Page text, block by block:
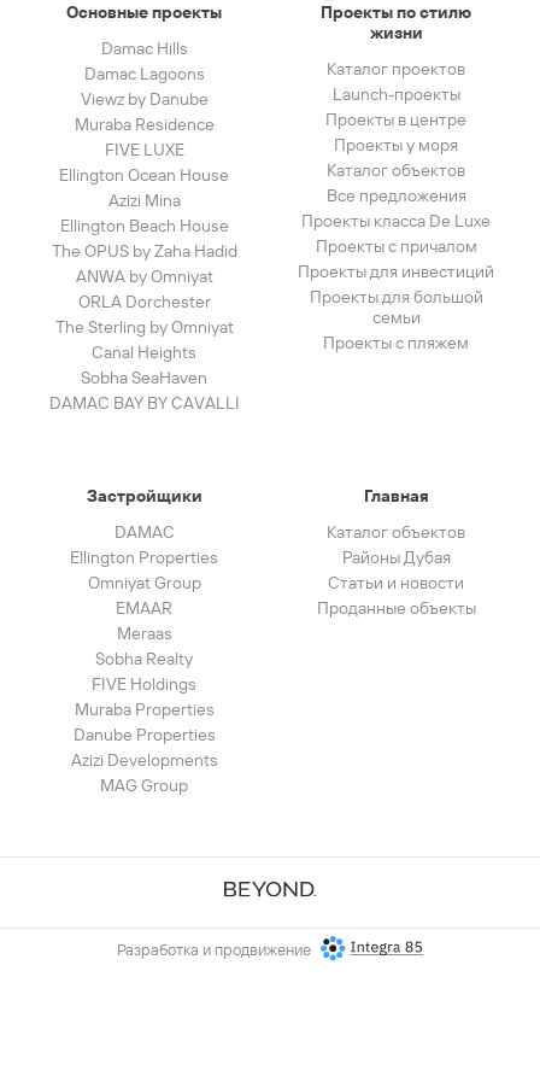
Основные проекты
Damac Hills
Damac Lagoons
Viewz by Danube
Muraba Residence
FIVE LUXE
Ellington Ocean House
Azizi Mina
Ellington Beach House
The OPUS by Zaha Hadid
ANWA by Omniyat
ORLA Dorchester
The Sterling by Omniyat
Canal Heights
Sobha SeaHaven
DAMAC BAY BY CAVALLI
Проекты по стилю
жизни
Каталог проектов
Launch-проекты
Проекты в центре
Проекты у моря
Каталог объектов
Все предложения
Проекты класса De Luxe
Проекты с причалом
Проекты для инвестиций
Проекты для большой
семьи
Проекты с пляжем
Застройщики
DAMAC
Ellington Properties
Omniyat Group
EMAAR
Meraas
Sobha Realty
FIVE Holdings
Muraba Properties
Danube Properties
Azizi Developments
MAG Group
Главная
Каталог объектов
Районы Дубая
Статьи и новости
Проданные объекты
Разработка и продвижение